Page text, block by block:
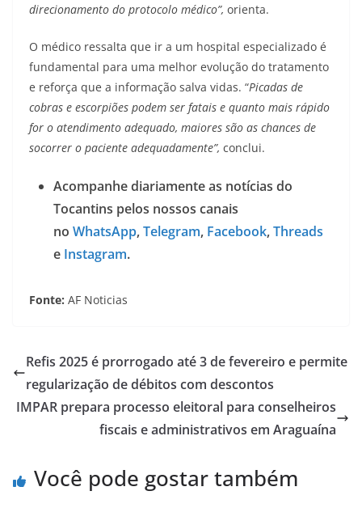
direcionamento do protocolo médico”, orienta.
O médico ressalta que ir a um hospital especializado é
fundamental para uma melhor evolução do tratamento
e reforça que a informação salva vidas. “Picadas de
cobras e escorpiões podem ser fatais e quanto mais rápido
for o atendimento adequado, maiores são as chances de
socorrer o paciente adequadamente”, conclui.
Acompanhe diariamente as notícias do
Tocantins pelos nossos canais
no WhatsApp,Telegram, Facebook,Threads
e Instagram.
Fonte: AF Noticias
Refis 2025 é prorrogado até 3 de fevereiro e permite
regularização de débitos com descontos
IMPAR prepara processo eleitoral para conselheiros
fiscais e administrativos em Araguaína
Você pode gostar também